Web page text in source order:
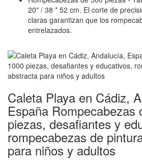
20" / 38 * 52 cm. El corte de
claras garantizan que los
entrelazados.
Caleta Playa en Cádiz,
España Rompecabezas
piezas, desafiantes y
rompecabezas de
para niños y adultos